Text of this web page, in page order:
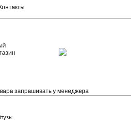
Контакты
запрашивать у менеджера